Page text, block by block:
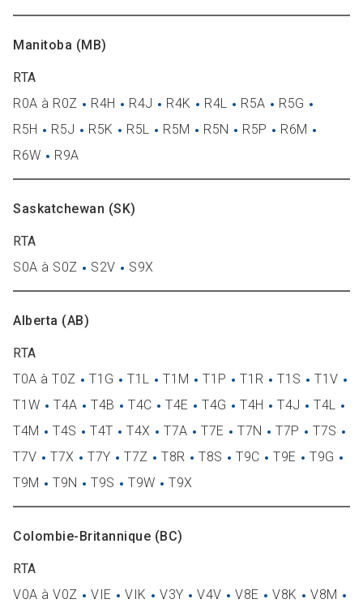
Manitoba (MB)
RTA
R0A à R0Z
R4H R4J R4K R4L R5A
R5G
R5H
R5J R5K R5L R5M R5N R5P
R6M
R6W
R9A
Saskatchewan (SK)
RTA
S0A à S0Z
S2V S9X
Alberta (AB)
RTA
T0A à T0Z
T1G T1L T1M T1P T1R T1S
T1V
T1W
T4A T4B T4C T4E T4G T4H T4J
T4L
T4M
T4S T4T T4X T7A T7E T7N T7P
T7S
T7V
T7X T7Y T7Z T8R T8S T9C T9E
T9G
T9M
T9N T9S T9W T9X
Colombie-Britannique (BC)
RTA
V0A à V0Z
VIE VIK V3Y V4V V8E V8K
V8M